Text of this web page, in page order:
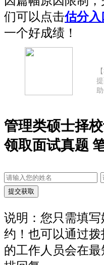
们可以点击估分入
一个好成绩！
管理类硕士择
领取面试真题
说明：您只需填
约！也可以通过
的工作人员会在